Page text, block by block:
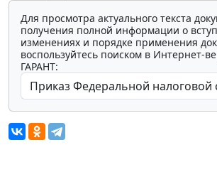
Для просмотра актуального текста
получения полной информации о
изменениях и порядке применения
воспользуйтесь поиском в Интернет-
ГАРАНТ: